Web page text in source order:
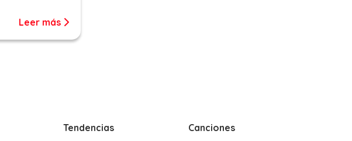
Leer más
Tendencias
Canciones